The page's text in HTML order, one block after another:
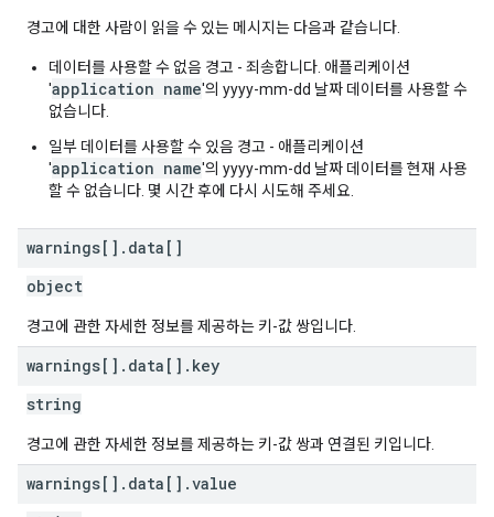
경고에 대한 사람이 읽을 수 있는 메시지는 다음과 같습니다.
데이터를 사용할 수 없음 경고 - 죄송합니다. 애플리케이션
'application name'의 yyyy-mm-dd 날짜 데이터를 사용할 수
없습니다.
일부 데이터를 사용할 수 있음 경고 - 애플리케이션
'application name'의 yyyy-mm-dd 날짜 데이터를 현재 사용
할 수 없습니다. 몇 시간 후에 다시 시도해 주세요.
warnings[] . data[]
object
경고에 관한 자세한 정보를 제공하는 키-값 쌍입니다.
warnings[] . data[] . key
string
경고에 관한 자세한 정보를 제공하는 키-값 쌍과 연결된 키입니다.
warnings[] . data[] .value